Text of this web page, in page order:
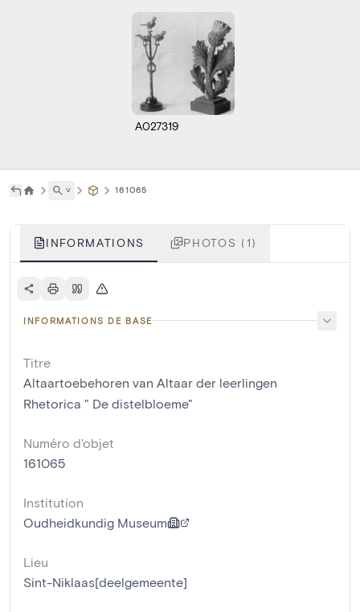
A027319
˅ 161065
INFORMATIONS PHOTOS (1)
INFORMATIONS DE BASE
Titre
Altaartoebehoren van Altaar der leerlingen
Rhetorica " De distelbloeme"
Numéro d'objet
161065
Institution
Oudheidkundig Museum
Lieu
Sint-Niklaas[deelgemeente]